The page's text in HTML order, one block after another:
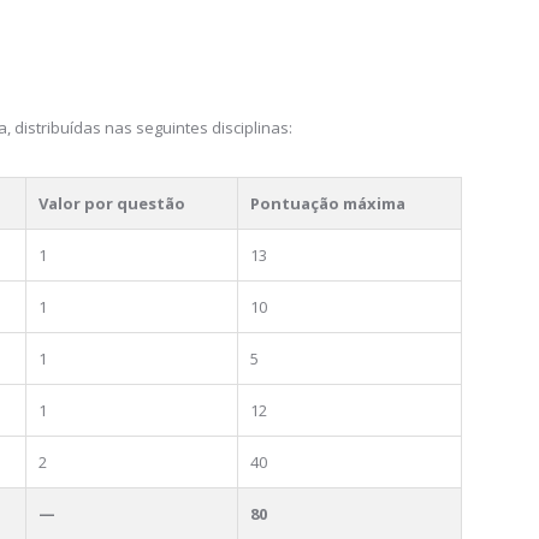
distribuídas nas seguintes disciplinas:
Valor por questão Pontuação máxima
1 13
1 10
1 5
1 12
2 40
— 80